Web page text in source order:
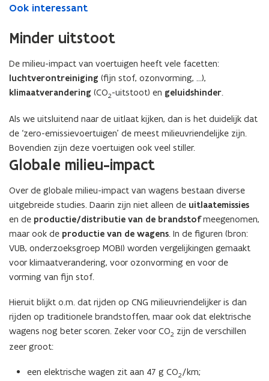
Ook interessant
Minder uitstoot
De milieu-impact van voertuigen heeft vele facetten:
luchtverontreiniging (fijn stof, ozonvorming, …),
klimaatverandering (CO2-uitstoot) en geluidshinder
Als we uitsluitend naar de uitlaat kijken, dan is het duidelijk dat
de ‘zero-emissievoertuigen’ de meest milieuvriendelijke zijn.
Bovendien zijn deze voertuigen ook veel stiller.
Globale milieu-impact
Over de globale milieu-impact van wagens bestaan diverse
uitgebreide studies. Daarin zijn niet alleen de uitlaatemissies
en de productie/distributie van de brandstofmeegenomen,
maar ook de productie van de wagens . In de figuren (bron:
VUB, onderzoeksgroep MOBI) worden vergelijkingen gemaakt
voor klimaatverandering, voor ozonvorming en voor de
vorming van fijn stof.
Hieruit blijkt o.m. dat rijden op CNG milieuvriendelijker is dan
rijden op traditionele brandstoffen, maar ook dat elektrische
wagens nog beter scoren. Zeker voor CO2 zijn de verschillen
zeer groot:
een elektrische wagen zit aan 47 g CO2/km;